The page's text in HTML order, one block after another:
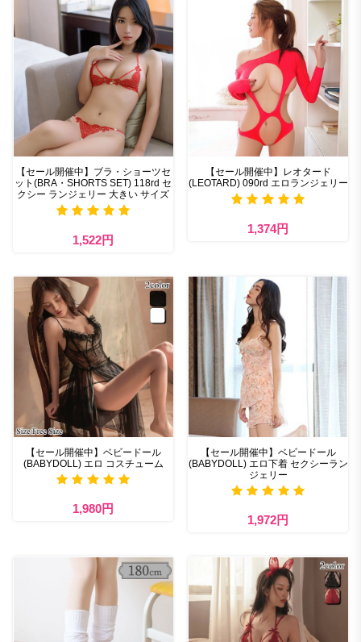
【セール開催中】ブラ・ショーツセ
ット(BRA・SHORTS SET) 118rd セ
クシー ランジェリー 大きい サイズ
1,522円
【セール開催中】レオタード
(LEOTARD) 090rd エロランジェリー
1,374円
【セール開催中】ベビードール
(BABYDOLL) エロ コスチューム
1,980円
【セール開催中】ベビードール
(BABYDOLL) エロ下着 セクシーラン
ジェリー
1,972円